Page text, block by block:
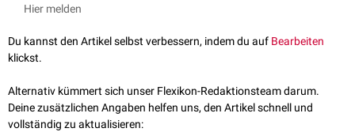
Hier melden
Du kannst den Artikel selbst verbessern, indem du auf Bearbeiten
klickst.
Alternativ kümmert sich unser Flexikon-Redaktionsteam darum.
Deine zusätzlichen Angaben helfen uns, den Artikel schnell und
vollständig zu aktualisieren: